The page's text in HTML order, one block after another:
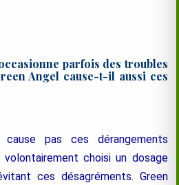
parfois des troubles
Angel cause-t-il aussi ces
pas ces dérangements
volontairement choisi un dosage
ces désagréments. Green